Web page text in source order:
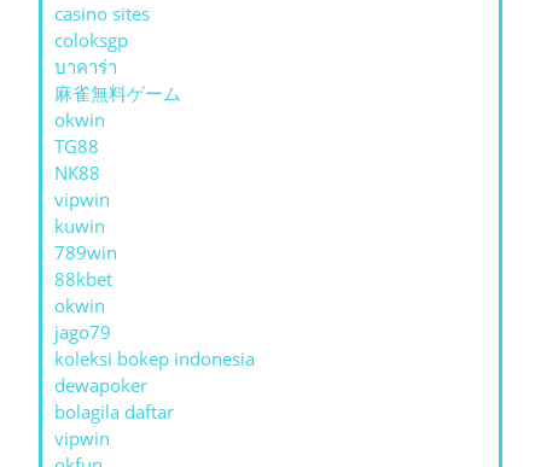
casino sites
coloksgp
บาคาร่า
麻雀無料ゲーム
okwin
TG88
NK88
vipwin
kuwin
789win
88kbet
okwin
jago79
koleksi bokep indonesia
dewapoker
bolagila daftar
vipwin